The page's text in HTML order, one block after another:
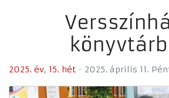
2025. év 15. hét 2025. április 11.